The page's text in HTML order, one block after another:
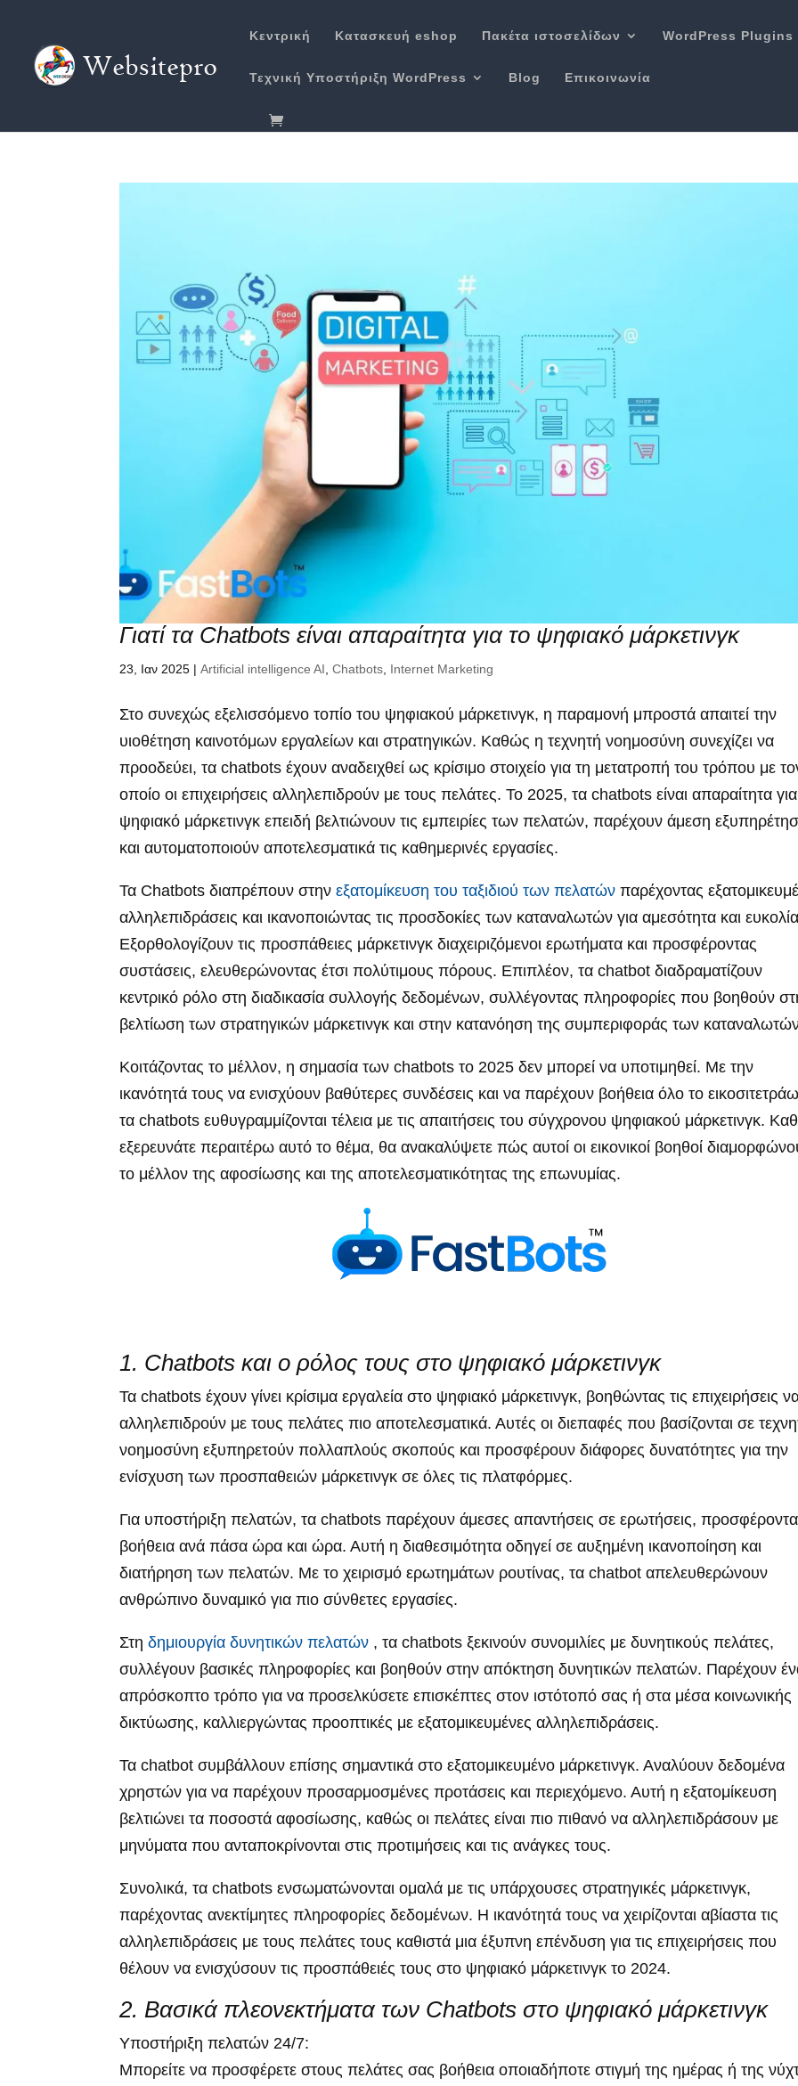
Κεντρική Κατασκευή eshop Πακέτα ιστοσελίδων WordPress Plugins
Τεχνική Υποστήριξη WordPress Blog Επικοινωνία
Γιατί τα Chatbots είναι απαραίτητα για το ψηφιακό μάρκετινγκ
23, Ιαν 2025 |Artificial intelligence AI ,Chatbots Internet Marketing
Στο συνεχώς εξελισσόμενο τοπίο του ψηφιακού μάρκετινγκ, η παραμονή μπροστά απαιτεί την
υιοθέτηση καινοτόμων εργαλείων και στρατηγικών. Καθώς η τεχνητή νοημοσύνη συνεχίζει να
προοδεύει, τα chatbots έχουν αναδειχθεί ως κρίσιμο στοιχείο για τη μετατροπή του τρόπου με
οποίο οι επιχειρήσεις αλληλεπιδρούν με τους πελάτες. Το 2025, τα chatbots είναι απαραίτητα
ψηφιακό μάρκετινγκ επειδή βελτιώνουν τις εμπειρίες των πελατών, παρέχουν άμεση
και αυτοματοποιούν αποτελεσματικά τις καθημερινές εργασίες.
Τα Chatbots διαπρέπουν στηνεξατομίκευση του ταξιδιού των πελατών παρέχοντας
αλληλεπιδράσεις και ικανοποιώντας τις προσδοκίες των καταναλωτών για αμεσότητα και
Εξορθολογίζουν τις προσπάθειες μάρκετινγκ διαχειριζόμενοι ερωτήματα και προσφέροντας
συστάσεις, ελευθερώνοντας έτσι πολύτιμους πόρους. Επιπλέον, τα chatbot διαδραματίζουν
κεντρικό ρόλο στη διαδικασία συλλογής δεδομένων, συλλέγοντας πληροφορίες που βοηθούν
βελτίωση των στρατηγικών μάρκετινγκ και στην κατανόηση της συμπεριφοράς των
Κοιτάζοντας το μέλλον, η σημασία των chatbots το 2025 δεν μπορεί να υποτιμηθεί. Με την
ικανότητά τους να ενισχύουν βαθύτερες συνδέσεις και να παρέχουν βοήθεια όλο το
τα chatbots ευθυγραμμίζονται τέλεια με τις απαιτήσεις του σύγχρονου ψηφιακού μάρκετινγκ.
εξερευνάτε περαιτέρω αυτό το θέμα, θα ανακαλύψετε πώς αυτοί οι εικονικοί βοηθοί
το μέλλον της αφοσίωσης και της αποτελεσματικότητας της επωνυμίας.
1. Chatbots και ο ρόλος τους στο ψηφιακό μάρκετινγκ
Τα chatbots έχουν γίνει κρίσιμα εργαλεία στο ψηφιακό μάρκετινγκ, βοηθώντας τις επιχειρήσεις
αλληλεπιδρούν με τους πελάτες πιο αποτελεσματικά. Αυτές οι διεπαφές που βασίζονται σε
νοημοσύνη εξυπηρετούν πολλαπλούς σκοπούς και προσφέρουν διάφορες δυνατότητες για την
ενίσχυση των προσπαθειών μάρκετινγκ σε όλες τις πλατφόρμες.
Για υποστήριξη πελατών, τα chatbots παρέχουν άμεσες απαντήσεις σε ερωτήσεις,
βοήθεια ανά πάσα ώρα και ώρα. Αυτή η διαθεσιμότητα οδηγεί σε αυξημένη ικανοποίηση και
διατήρηση των πελατών. Με το χειρισμό ερωτημάτων ρουτίνας, τα chatbot απελευθερώνουν
ανθρώπινο δυναμικό για πιο σύνθετες εργασίες.
Στηδημιουργία δυνητικών πελατών , τα chatbots ξεκινούν συνομιλίες με δυνητικούς πελάτες,
συλλέγουν βασικές πληροφορίες και βοηθούν στην απόκτηση δυνητικών πελατών. Παρέχουν
απρόσκοπτο τρόπο για να προσελκύσετε επισκέπτες στον ιστότοπό σας ή στα μέσα κοινωνικής
δικτύωσης, καλλιεργώντας προοπτικές με εξατομικευμένες αλληλεπιδράσεις.
Τα chatbot συμβάλλουν επίσης σημαντικά στο εξατομικευμένο μάρκετινγκ. Αναλύουν δεδομένα
χρηστών για να παρέχουν προσαρμοσμένες προτάσεις και περιεχόμενο. Αυτή η εξατομίκευση
βελτιώνει τα ποσοστά αφοσίωσης, καθώς οι πελάτες είναι πιο πιθανό να αλληλεπιδράσουν με
μηνύματα που ανταποκρίνονται στις προτιμήσεις και τις ανάγκες τους.
Συνολικά, τα chatbots ενσωματώνονται ομαλά με τις υπάρχουσες στρατηγικές μάρκετινγκ,
παρέχοντας ανεκτίμητες πληροφορίες δεδομένων. Η ικανότητά τους να χειρίζονται αβίαστα τις
αλληλεπιδράσεις με τους πελάτες τους καθιστά μια έξυπνη επένδυση για τις επιχειρήσεις που
θέλουν να ενισχύσουν τις προσπάθειές τους στο ψηφιακό μάρκετινγκ το 2024.
2. Βασικά πλεονεκτήματα των Chatbots στο ψηφιακό μάρκετινγκ
Υποστήριξη πελατών 24/7:
Μπορείτε να προσφέρετε στους πελάτες σας βοήθεια οποιαδήποτε στιγμή της ημέρας ή της